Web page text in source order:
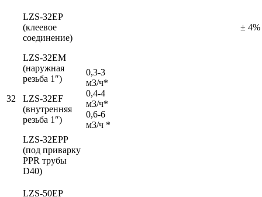
± 4%
32
LZS-32EР
(клеевое
соединение)
LZS-32EМ
(наружная
резьба 1″)
LZS-32EF
(внутренняя
резьба 1″)
LZS-32EРP
(под приварку
PPR трубы
D40)
0,3-3
м3/ч*
0,4-4
м3/ч*
0,6-6
м3/ч *
LZS-50EР